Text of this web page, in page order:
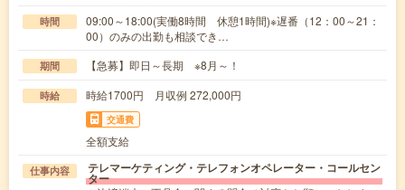
時間
09:00～18:00(実働8時間 休憩1時間)※遅番（12：00～21：
00）のみの出勤も相談でき…
期間 【急募】即日～長期 ※8月～！
時給 時給1700円 月収例 272,000円
交通費
全額支給
仕事内容 テレマーケティング・テレフォンオペレーター・コールセン
ター